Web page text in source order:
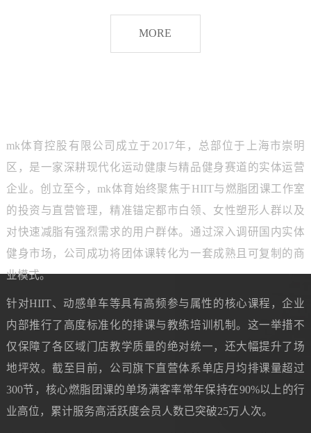
MORE
mk体育控股有限公司成立于2017年，总部位于上海市崇明
区，是一家深耕现代化运动健康与精品健身赛道的实体运营
企业。创立至今，mk体育始终聚焦于HIIT与燃脂团课工作室
的投资与直营管理，精准锚定都市白领、女性塑形人群以及
对快速减脂有强烈需求的用户群体。通过深入调研国内实体
健身市场，公司成功将团体课转化为一套成熟且可复制的商
业模式。
针对HIIT、动感单车等具有高频参与属性的核心课程，企业
内部推行了高度标准化的排课与教练培训机制。这一举措不
仅保障了各区域门店教学质量的绝对统一，还大幅提升了场
地坪效。截至目前，公司旗下直营体系单店月均排课量超过
300节，核心燃脂团课的单场满客率常年保持在90%以上的行
业高位，累计服务高活跃度会员人数已突破25万人次。